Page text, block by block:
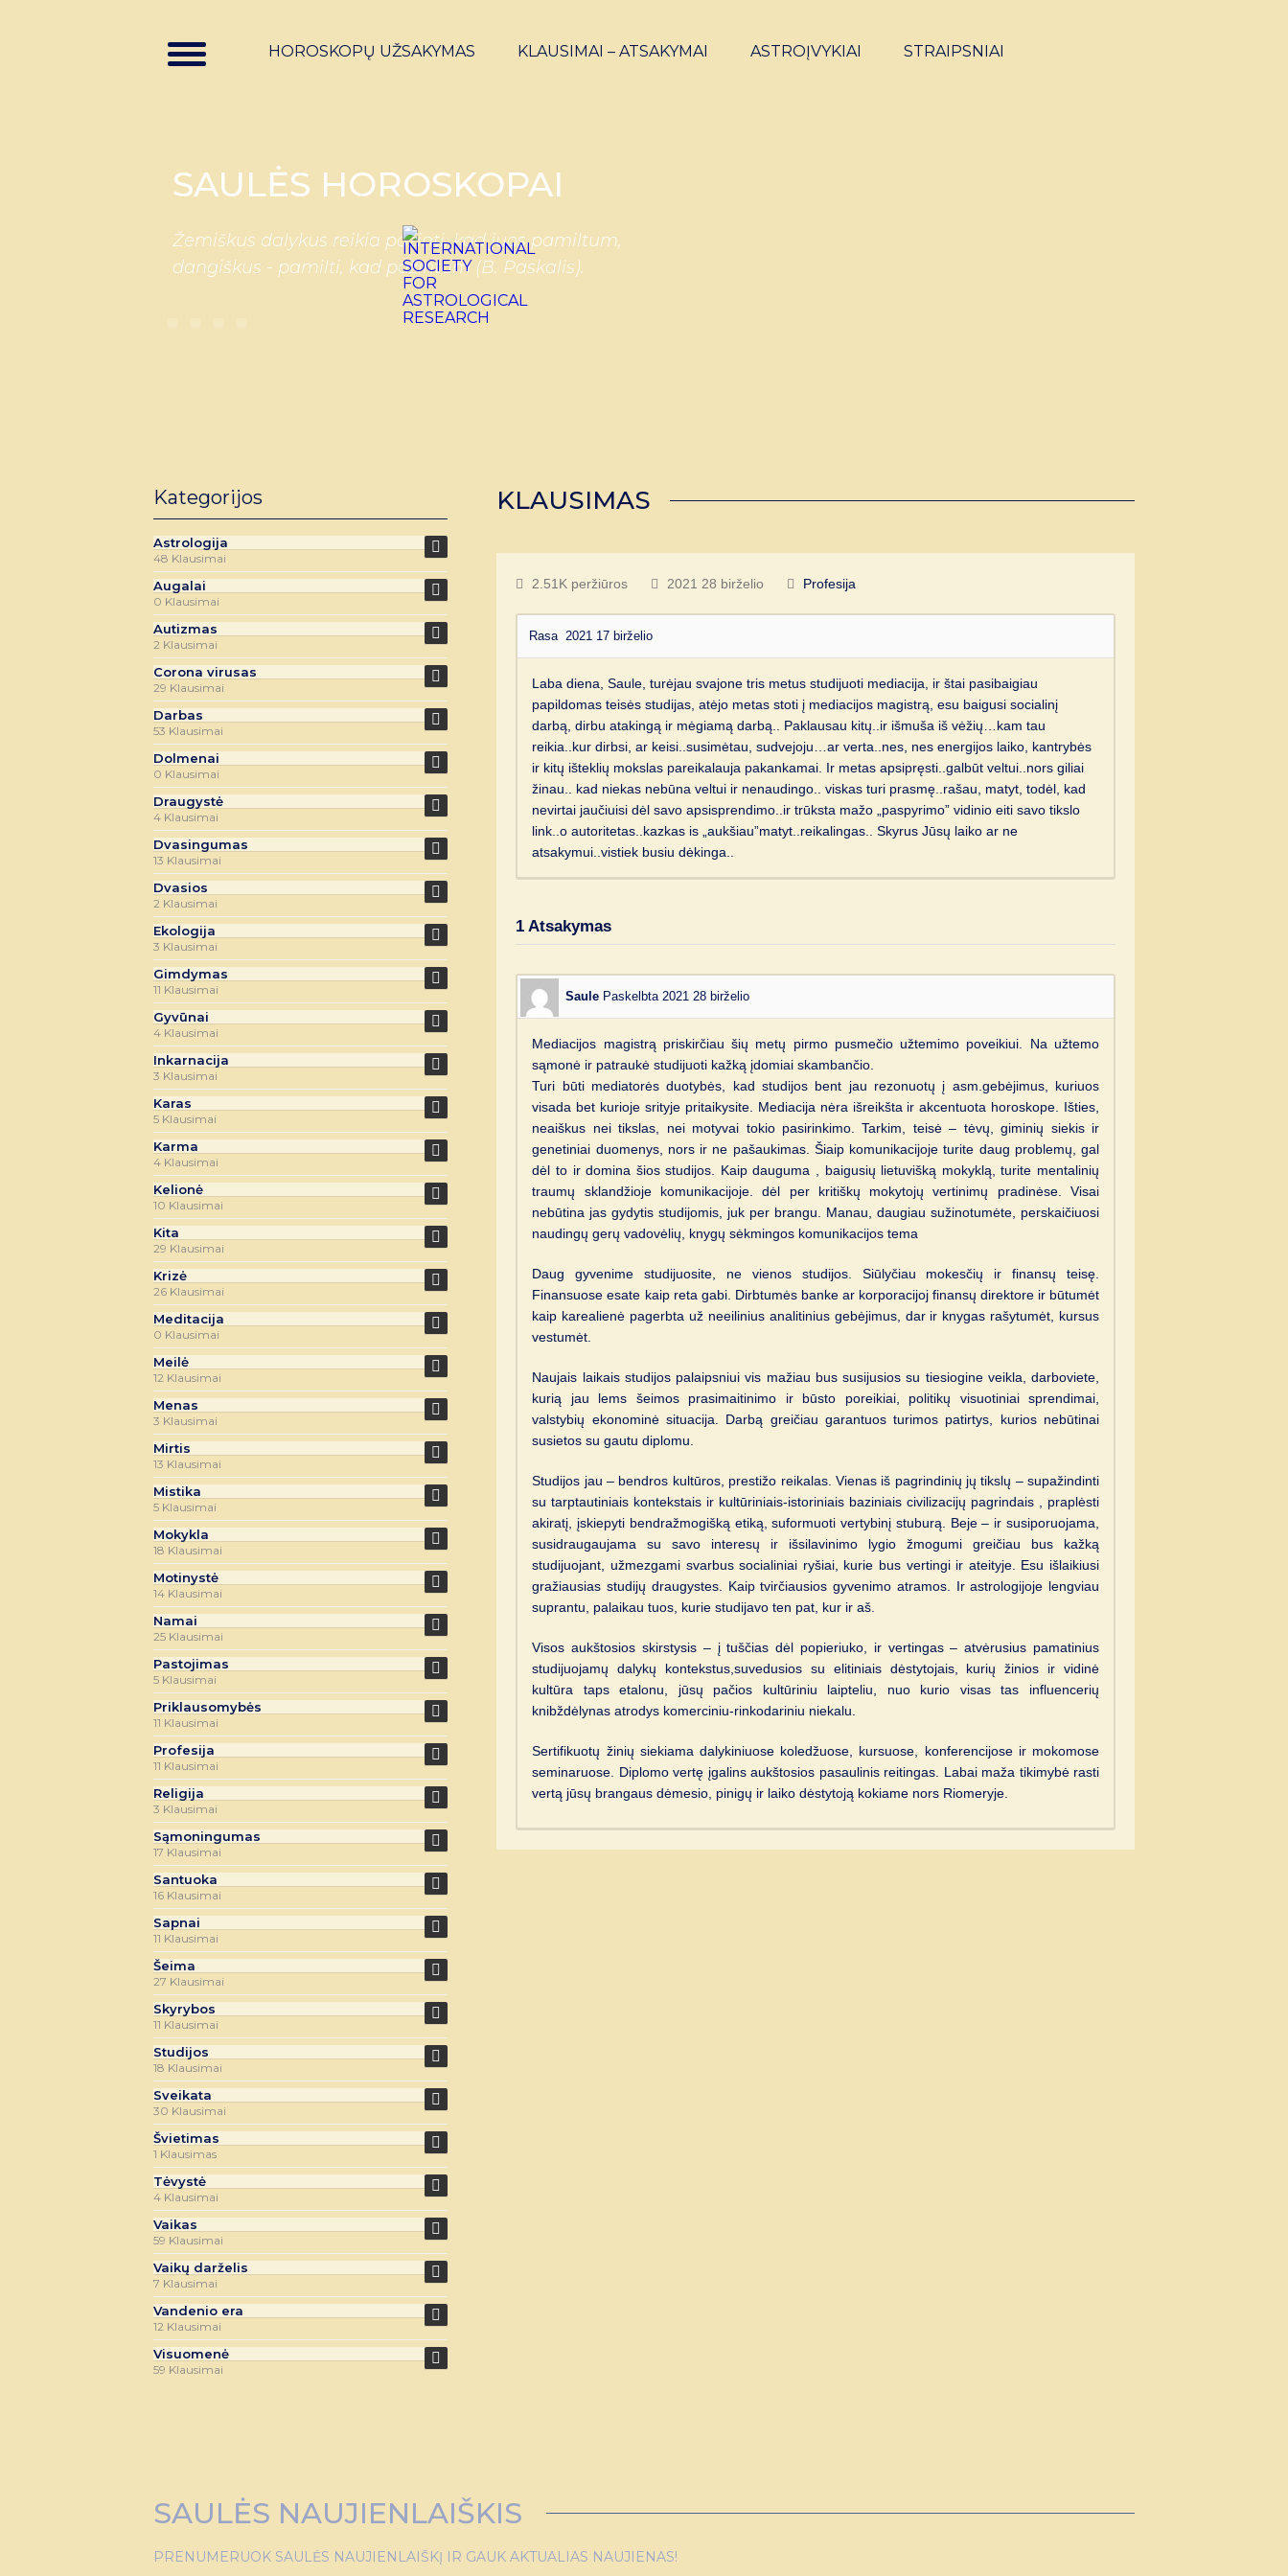
HOROSKOPŲ UŽSAKYMAS KLAUSIMAI – ATSAKYMAI ASTROĮVYKIAI STRAIPSNIAI
SAULĖS HOROSKOPAI
Žemiškus dalykus reikia pažinti, kad juos pamiltum,
dangiškus - pamilti, kad pažintum (B. Paskalis).
KLAUSIMAS
2.51K peržiūros 2021 28 birželio Profesija
Rasa2021 17 birželio
Laba diena, Saule, turėjau svajone tris metus studijuoti mediacija, ir štai pasibaigiau
papildomas teisės studijas, atėjo metas stoti į mediacijos magistrą, esu baigusi socialinį
darbą, dirbu atakingą ir mėgiamą darbą.. Paklausau kitų..ir išmuša iš vėžių…kam tau
reikia..kur dirbsi, ar keisi..susimėtau, sudvejoju…ar verta..nes, nes energijos laiko, kantrybės
ir kitų išteklių mokslas pareikalauja pakankamai. Ir metas apsipręsti..galbūt veltui..nors giliai
žinau.. kad niekas nebūna veltui ir nenaudingo.. viskas turi prasmę..rašau, matyt, todėl, kad
nevirtai jaučiuisi dėl savo apsisprendimo..ir trūksta mažo „paspyrimo” vidinio eiti savo tikslo
link..o autoritetas..kazkas is „aukšiau”matyt..reikalingas.. Skyrus Jūsų laiko ar ne
atsakymui..vistiek busiu dėkinga..
1 Atsakymas
Saule Paskelbta 2021 28 birželio
Mediacijos magistrą priskirčiau šių metų pirmo pusmečio užtemimo poveikiui. Na užtemo
sąmonė ir patraukė studijuoti kažką įdomiai skambančio.
Turi būti mediatorės duotybės, kad studijos bent jau rezonuotų į asm.gebėjimus, kuriuos
visada bet kurioje srityje pritaikysite. Mediacija nėra išreikšta ir akcentuota horoskope. Išties,
neaiškus nei tikslas, nei motyvai tokio pasirinkimo. Tarkim, teisė – tėvų, giminių siekis ir
genetiniai duomenys, nors ir ne pašaukimas. Šiaip komunikacijoje turite daug problemų, gal
dėl to ir domina šios studijos. Kaip dauguma , baigusių lietuvišką mokyklą, turite mentalinių
traumų sklandžioje komunikacijoje. dėl per kritiškų mokytojų vertinimų pradinėse. Visai
nebūtina jas gydytis studijomis, juk per brangu. Manau, daugiau sužinotumėte, perskaičiuosi
naudingų gerų vadovėlių, knygų sėkmingos komunikacijos tema
Daug gyvenime studijuosite, ne vienos studijos. Siūlyčiau mokesčių ir finansų teisę.
Finansuose esate kaip reta gabi. Dirbtumės banke ar korporacijoj finansų direktore ir būtumėt
kaip karealienė pagerbta už neeilinius analitinius gebėjimus, dar ir knygas rašytumėt, kursus
vestumėt.
Naujais laikais studijos palaipsniui vis mažiau bus susijusios su tiesiogine veikla, darboviete,
kurią jau lems šeimos prasimaitinimo ir būsto poreikiai, politikų visuotiniai sprendimai,
valstybių ekonominė situacija. Darbą greičiau garantuos turimos patirtys, kurios nebūtinai
susietos su gautu diplomu.
Studijos jau – bendros kultūros, prestižo reikalas. Vienas iš pagrindinių jų tikslų – supažindinti
su tarptautiniais kontekstais ir kultūriniais-istoriniais baziniais civilizacijų pagrindais , praplėsti
akiratį, įskiepyti bendražmogišką etiką, suformuoti vertybinį stuburą. Beje – ir susiporuojama,
susidraugaujama su savo interesų ir išsilavinimo lygio žmogumi greičiau bus kažką
studijuojant, užmezgami svarbus socialiniai ryšiai, kurie bus vertingi ir ateityje. Esu išlaikiusi
gražiausias studijų draugystes. Kaip tvirčiausios gyvenimo atramos. Ir astrologijoje lengviau
suprantu, palaikau tuos, kurie studijavo ten pat, kur ir aš.
Visos aukštosios skirstysis – į tuščias dėl popieriuko, ir vertingas – atvėrusius pamatinius
studijuojamų dalykų kontekstus,suvedusios su elitiniais dėstytojais, kurių žinios ir vidinė
kultūra taps etalonu, jūsų pačios kultūriniu laipteliu, nuo kurio visas tas influencerių
knibždėlynas atrodys komerciniu-rinkodariniu niekalu.
Sertifikuotų žinių siekiama dalykiniuose koledžuose, kursuose, konferencijose ir mokomose
seminaruose. Diplomo vertę įgalins aukštosios pasaulinis reitingas. Labai maža tikimybė rasti
vertą jūsų brangaus dėmesio, pinigų ir laiko dėstytoją kokiame nors Riomeryje.
Kategorijos
Astrologija
48 Klausimai
Augalai
0 Klausimai
Autizmas
2 Klausimai
Corona virusas
29 Klausimai
Darbas
53 Klausimai
Dolmenai
0 Klausimai
Draugystė
4 Klausimai
Dvasingumas
13 Klausimai
Dvasios
2 Klausimai
Ekologija
3 Klausimai
Gimdymas
11 Klausimai
Gyvūnai
4 Klausimai
Inkarnacija
3 Klausimai
Karas
5 Klausimai
Karma
4 Klausimai
Kelionė
10 Klausimai
Kita
29 Klausimai
Krizė
26 Klausimai
Meditacija
0 Klausimai
Meilė
12 Klausimai
Menas
3 Klausimai
Mirtis
13 Klausimai
Mistika
5 Klausimai
Mokykla
18 Klausimai
Motinystė
14 Klausimai
Namai
25 Klausimai
Pastojimas
5 Klausimai
Priklausomybės
11 Klausimai
Profesija
11 Klausimai
Religija
3 Klausimai
Sąmoningumas
17 Klausimai
Santuoka
16 Klausimai
Sapnai
11 Klausimai
Šeima
27 Klausimai
Skyrybos
11 Klausimai
Studijos
18 Klausimai
Sveikata
30 Klausimai
Švietimas
1 Klausimas
Tėvystė
4 Klausimai
Vaikas
59 Klausimai
Vaikų darželis
7 Klausimai
Vandenio era
12 Klausimai
Visuomenė
59 Klausimai
SAULĖS NAUJIENLAIŠKIS
PRENUMERUOK SAULĖS NAUJIENLAIŠKĮ IR GAUK AKTUALIAS NAUJIENAS!